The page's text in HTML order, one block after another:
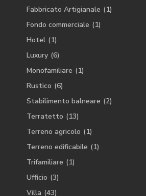
Fabbricato Artigianale (1)
Fondo commerciale (1)
Hotel (1)
Luxury (6)
Monofamiliare (1)
Rustico (6)
Stabilimento balneare (2)
Terratetto (13)
Terreno agricolo (1)
Terreno edificabile (1)
Trifamiliare (1)
Ufficio (3)
Villa (43)